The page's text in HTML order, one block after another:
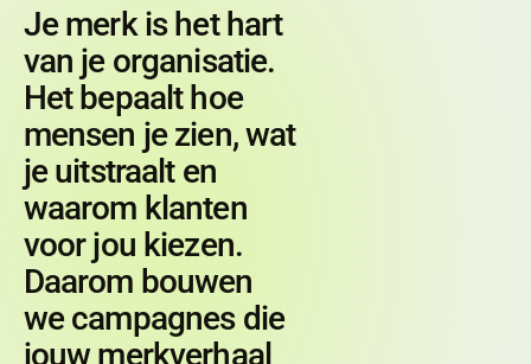
Je merk is het hart
van je organisatie.
Het bepaalt hoe
mensen je zien, wat
je uitstraalt en
waarom klanten
voor jou kiezen.
Daarom bouwen
we campagnes die
jouw merkverhaal